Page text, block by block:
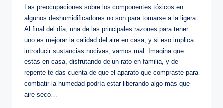
Las preocupaciones ⁢sobre⁣ los componentes tóxicos en
algunos ​deshumidificadores no son para tomarse⁣ a la ligera.
Al final del día, una de las principales razones para tener
uno es mejorar la calidad ​del aire en casa, y si eso implica
introducir‍ sustancias​ nocivas, vamos mal. Imagina que
estás ⁤en casa, disfrutando de un rato en familia, y de
repente te ⁢das cuenta de que el aparato que compraste para
combatir la humedad podría estar liberando algo más que⁣
aire seco…